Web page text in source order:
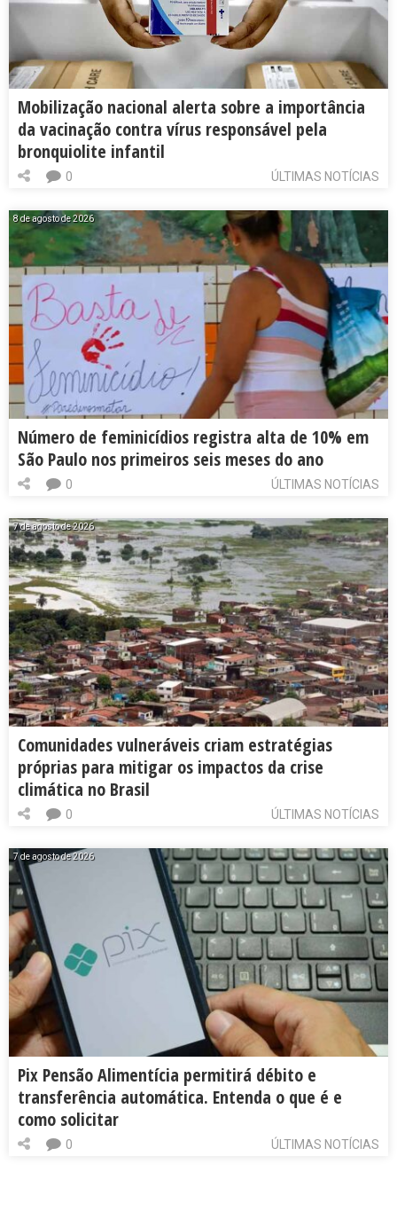
Mobilização nacional alerta sobre a importância
da vacinação contra vírus responsável pela
bronquiolite infantil
ÚLTIMAS NOTÍCIAS
0
8 de agosto de 2026
Número de feminicídios registra alta de 10% em
São Paulo nos primeiros seis meses do ano
ÚLTIMAS NOTÍCIAS
0
7 de agosto de 2026
Comunidades vulneráveis criam estratégias
próprias para mitigar os impactos da crise
climática no Brasil
ÚLTIMAS NOTÍCIAS
0
7 de agosto de 2026
Pix Pensão Alimentícia permitirá débito e
transferência automática. Entenda o que é e
como solicitar
ÚLTIMAS NOTÍCIAS
0